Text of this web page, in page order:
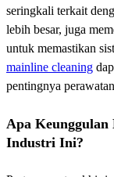
seringkali terkait
lebih besar, juga
untuk memastikan
mainline cleaning
pentingnya
Apa
Industri Ini?